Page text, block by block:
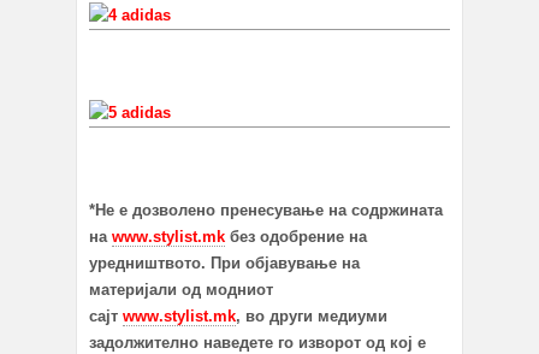
*Не е дозволено пренесување на содржината
на www.stylist.mk без одобрение на
уредништвото. При објавување на
материјали од модниот
сајт www.stylist.mk, во други медиуми
задолжително наведете го изворот од кој е